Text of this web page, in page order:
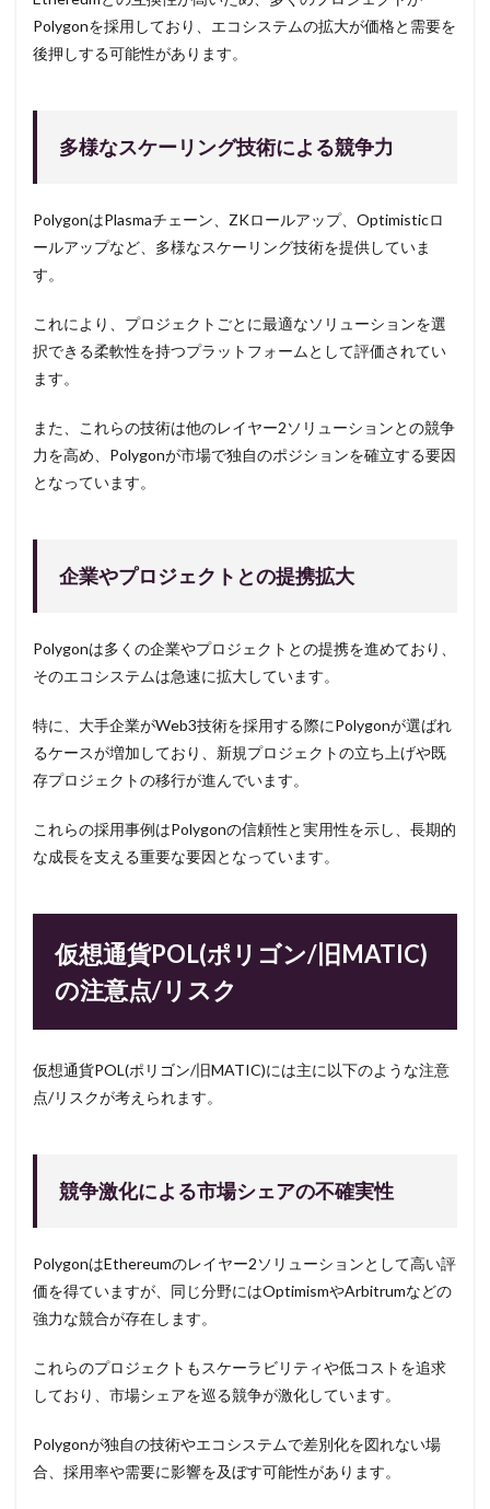
Polygonを採用しており、エコシステムの拡大が価格と需要を
後押しする可能性があります。
多様なスケーリング技術による競争力
PolygonはPlasmaチェーン、ZKロールアップ、Optimisticロ
ールアップなど、多様なスケーリング技術を提供していま
す。
これにより、プロジェクトごとに最適なソリューションを選
択できる柔軟性を持つプラットフォームとして評価されてい
ます。
また、これらの技術は他のレイヤー2ソリューションとの競争
力を高め、Polygonが市場で独自のポジションを確立する要因
となっています。
企業やプロジェクトとの提携拡大
Polygonは多くの企業やプロジェクトとの提携を進めており、
そのエコシステムは急速に拡大しています。
特に、大手企業がWeb3技術を採用する際にPolygonが選ばれ
るケースが増加しており、新規プロジェクトの立ち上げや既
存プロジェクトの移行が進んでいます。
これらの採用事例はPolygonの信頼性と実用性を示し、長期的
な成長を支える重要な要因となっています。
仮想通貨POL(ポリゴン/旧MATIC)
の注意点/リスク
仮想通貨POL(ポリゴン/旧MATIC)には主に以下のような注意
点/リスクが考えられます。
競争激化による市場シェアの不確実性
PolygonはEthereumのレイヤー2ソリューションとして高い評
価を得ていますが、同じ分野にはOptimismやArbitrumなどの
強力な競合が存在します。
これらのプロジェクトもスケーラビリティや低コストを追求
しており、市場シェアを巡る競争が激化しています。
Polygonが独自の技術やエコシステムで差別化を図れない場
合、採用率や需要に影響を及ぼす可能性があります。